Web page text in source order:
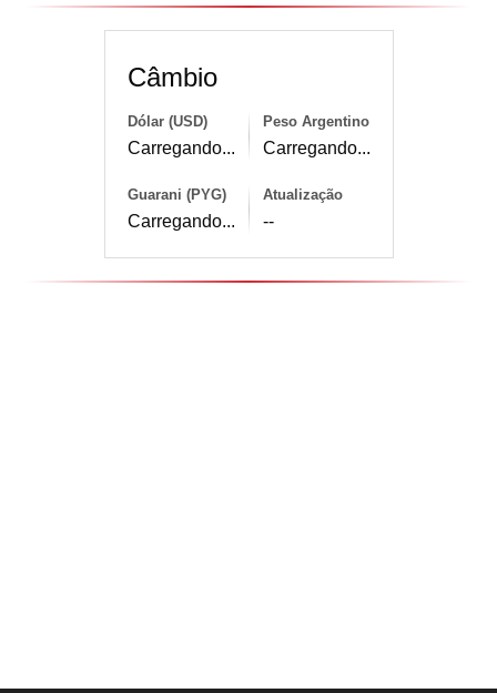
Câmbio
Dólar (USD)
Carregando...
Peso Argentino
Carregando...
Guarani (PYG)
Carregando...
Atualização
--